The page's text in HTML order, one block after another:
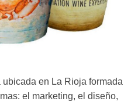
ubicada en La Rioja formada
el marketing, el diseño,